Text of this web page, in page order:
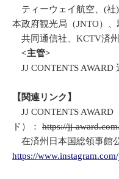
ティーウェイ航空、(社
本政府観光局（JNTO）
共同通信社、KCTV済
<主管>
JJ CONTENTS AWARD
【 関連リンク 】
JJ CONTENTS AWARD
ド）： https://jj-
在済州日本国総領事館
https://